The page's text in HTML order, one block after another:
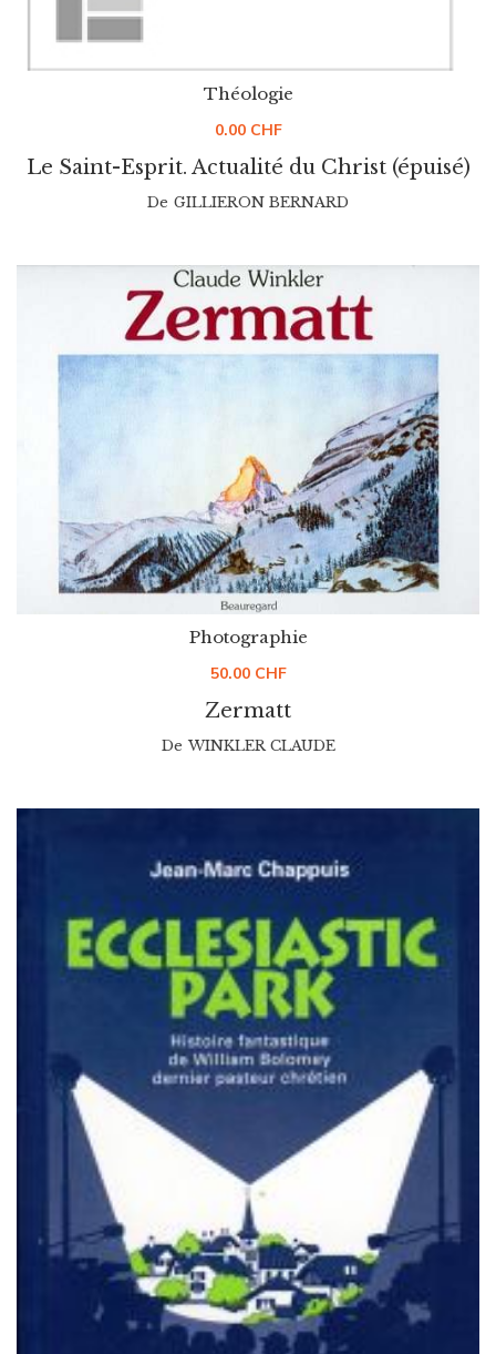
Le Saint-Esprit. Actualité du Christ (épuisé)
Théologie
0.00 CHF
De GILLIERON BERNARD
Zermatt
Photographie
50.00 CHF
De WINKLER CLAUDE